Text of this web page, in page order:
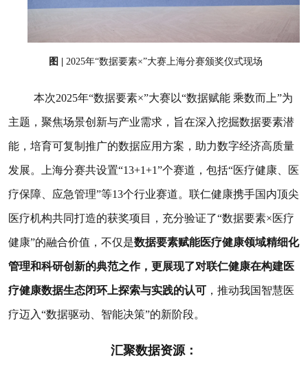
图 2025年“数据要素×”大赛上海分赛颁奖仪式现场
本次2025年“数据要素×”大赛以“数据赋能 乘数而上”为
主题，聚焦场景创新与产业需求，旨在深入挖掘数据要素潜
能，培育可复制推广的数据应用方案，助力数字经济高质量
发展。上海分赛共设置“13+1+1”个赛道，包括“医疗健康、医
疗保障、应急管理”等13个行业赛道。联仁健康携手国内顶尖
医疗机构共同打造的获奖项目，充分验证了“数据要素×医疗
健康”的融合价值，不仅是数据要素赋能医疗健康领域精细化
管理和科研创新的典范之作，更展现了对联仁健康在构建医
疗健康数据生态闭环上探索与实践的认可，推动我国智慧医
疗迈入“数据驱动、智能决策”的新阶段。
汇聚数据资源：